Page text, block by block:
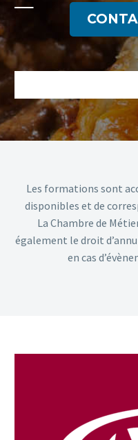
Les formations sont
disponibles et de
La Chambre de
également le droit
en cas